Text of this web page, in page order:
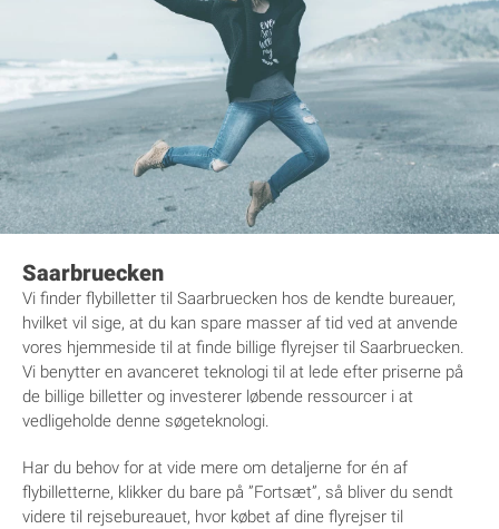
Saarbruecken
Vi finder flybilletter til Saarbruecken hos de kendte bureauer,
hvilket vil sige, at du kan spare masser af tid ved at anvende
vores hjemmeside til at finde billige flyrejser til Saarbruecken.
Vi benytter en avanceret teknologi til at lede efter priserne på
de billige billetter og investerer løbende ressourcer i at
vedligeholde denne søgeteknologi.
Har du behov for at vide mere om detaljerne for én af
flybilletterne, klikker du bare på ”Fortsæt”, så bliver du sendt
videre til rejsebureauet, hvor købet af dine flyrejser til